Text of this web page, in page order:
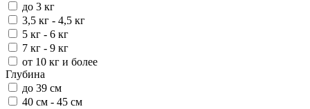
до 3 кг
3,5 кг - 4,5 кг
5 кг - 6 кг
7 кг - 9 кг
от 10 кг и более
Глубина
до 39 см
40 см - 45 см